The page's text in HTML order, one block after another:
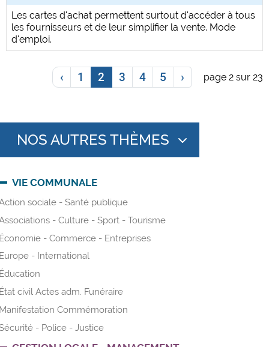
Les cartes d'achat permettent surtout d'accéder à tous
les fournisseurs et de leur simplifier la vente. Mode
d'emploi.
‹ 1 2 3 4 5 › page 2 sur 23
NOS AUTRES THÈMES
VIE COMMUNALE
sociale - Santé publique
- Culture - Sport - Tourisme
- Commerce - Entreprises
- International
civil Actes adm. Funéraire
Commémoration
- Police - Justice